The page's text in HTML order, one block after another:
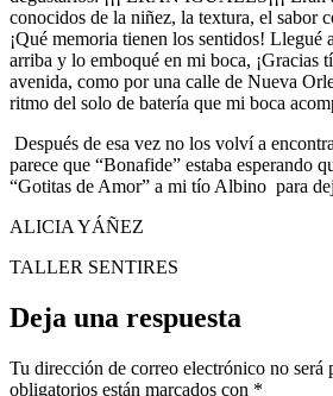
conocidos de la niñez, la textura, el sabor
¡Qué memoria tienen los sentidos! Llegué
arriba y lo emboqué en mi boca, ¡Gracias
avenida, como por una calle de Nueva
ritmo del solo de batería que mi boca
Después de esa vez no los volví a
parece que “Bonafide” estaba esperando
“Gotitas de Amor” a mi tío Albino para
ALICIA YÁÑEZ
TALLER SENTIRES
Deja una respuesta
Tu dirección de correo electrónico no será
obligatorios están marcados con *